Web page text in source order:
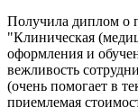
Получила диплом о
"Клиническая
оформления и
вежливость
(очень помогает в
приемлемая